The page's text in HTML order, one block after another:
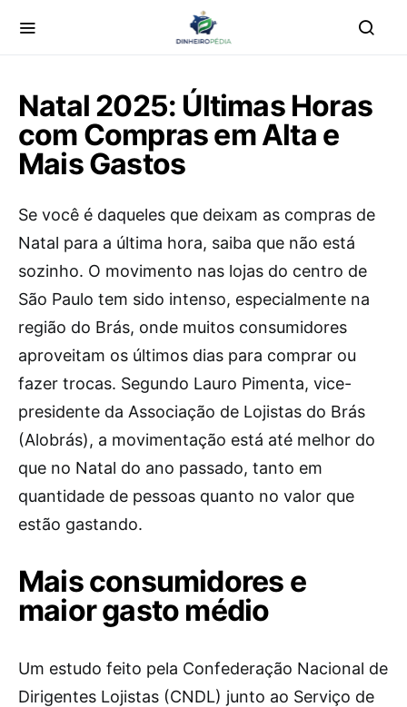
Natal 2025: Últimas Horas
com Compras em Alta e
Mais Gastos
Se você é daqueles que deixam as compras de
Natal para a última hora, saiba que não está
sozinho. O movimento nas lojas do centro de
São Paulo tem sido intenso, especialmente na
região do Brás, onde muitos consumidores
aproveitam os últimos dias para comprar ou
fazer trocas. Segundo Lauro Pimenta, vice-
presidente da Associação de Lojistas do Brás
(Alobrás), a movimentação está até melhor do
que no Natal do ano passado, tanto em
quantidade de pessoas quanto no valor que
estão gastando.
Mais consumidores e
maior gasto médio
Um estudo feito pela Confederação Nacional de
Dirigentes Lojistas (CNDL) junto ao Serviço de